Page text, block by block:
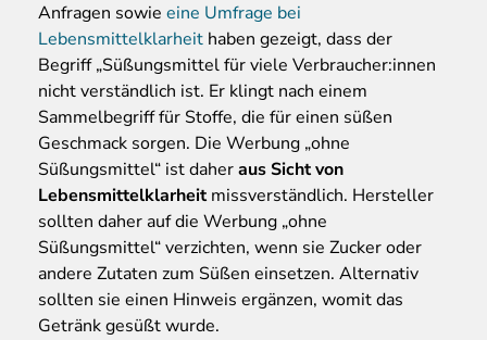
Anfragen sowie eine Umfrage bei
Lebensmittelklarheit haben gezeigt, dass der
Begriff „Süßungsmittel für viele Verbraucher:innen
nicht verständlich ist. Er klingt nach einem
Sammelbegriff für Stoffe, die für einen süßen
Geschmack sorgen. Die Werbung „ohne
Süßungsmittel“ ist daheraus Sicht von
Lebensmittelklarheitmissverständlich. Hersteller
sollten daher auf die Werbung „ohne
Süßungsmittel“ verzichten, wenn sie Zucker oder
andere Zutaten zum Süßen einsetzen. Alternativ
sollten sie einen Hinweis ergänzen, womit das
Getränk gesüßt wurde.